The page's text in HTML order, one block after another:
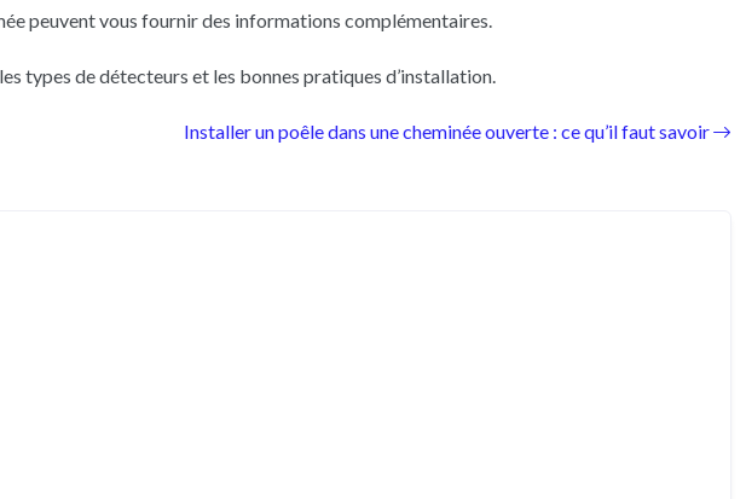
peuvent vous fournir des informations complémentaires.
types de détecteurs et les bonnes pratiques d’installation.
Installer un poêle dans une cheminée ouverte : ce qu’il faut savoir